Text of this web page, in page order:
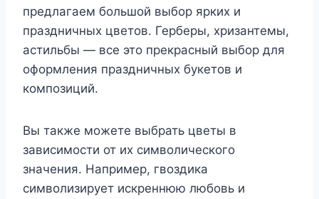
предлагаем большой выбор ярких и
праздничных цветов. Герберы, хризантемы,
астильбы — все это прекрасный выбор для
оформления праздничных букетов и
композиций.
Вы также можете выбрать цветы в
зависимости от их символического
значения. Например, гвоздика
символизирует искреннюю любовь и